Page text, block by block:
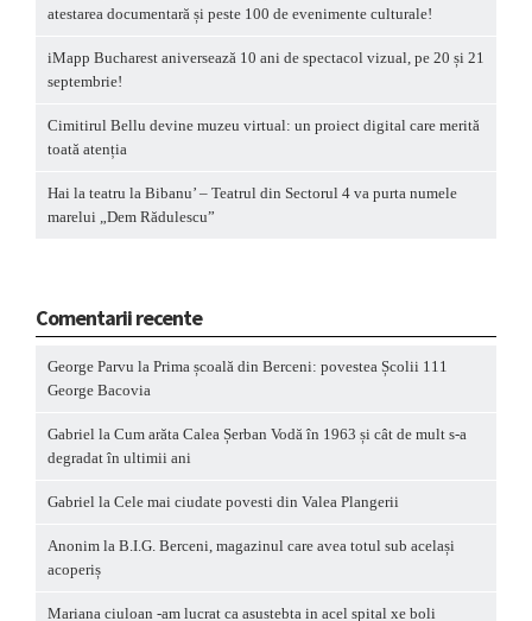
atestarea documentară și peste 100 de evenimente culturale!
iMapp Bucharest aniversează 10 ani de spectacol vizual, pe 20 și 21
septembrie!
Cimitirul Bellu devine muzeu virtual: un proiect digital care merită
toată atenția
Hai la teatru la Bibanu’ – Teatrul din Sectorul 4 va purta numele
marelui „Dem Rădulescu”
Comentarii recente
George Parvu la Prima școală din Berceni: povestea Școlii 111
George Bacovia
Gabriel la Cum arăta Calea Șerban Vodă în 1963 și cât de mult s-a
degradat în ultimii ani
Gabriel la Cele mai ciudate povesti din Valea Plangerii
Anonim la B.I.G. Berceni, magazinul care avea totul sub același
acoperiș
Mariana ciuloan -am lucrat ca asustebta in acel spital xe boli